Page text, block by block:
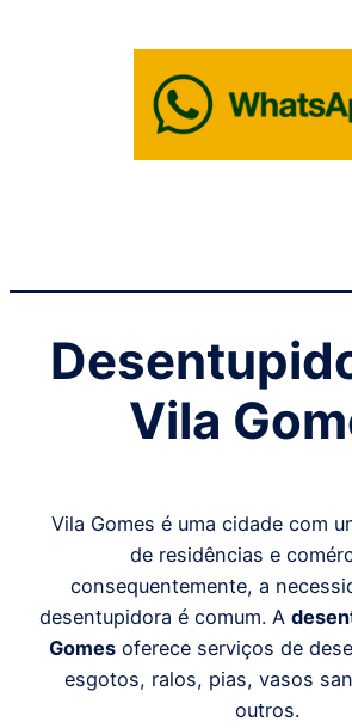
Vila
Vila Gomes é uma cidade com
de residências e
consequentemente, a
desentupidora é comum. A
Gomesoferece serviços de
esgotos, ralos, pias, vasos
outros.